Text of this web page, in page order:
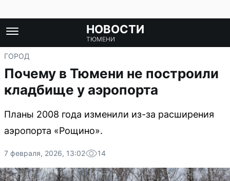
НОВОСТИ
ТЮМЕНИ
ГОРОД
Почему в Тюмени не построили
кладбище у аэропорта
Планы 2008 года изменили из-за расширения
аэропорта «Рощино».
7 февраля, 2026, 13:02 14